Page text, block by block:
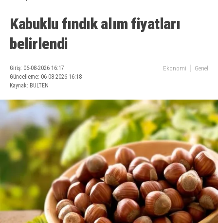
Kabuklu fındık alım fiyatları
belirlendi
Giriş: 06-08-2026 16:17
Güncelleme: 06-08-2026 16:18
Kaynak: BULTEN
Ekonomi Genel